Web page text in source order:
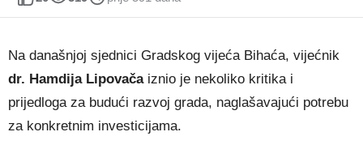
Na današnjoj sjednici Gradskog vijeća Bihaća, vijećnik
dr. Hamdija Lipovačaiznio je nekoliko kritika i
prijedloga za budući razvoj grada, naglašavajući potrebu
za konkretnim investicijama.